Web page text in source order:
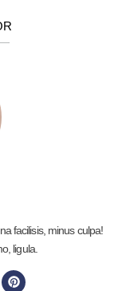
facilisis, minus culpa!
ligula.